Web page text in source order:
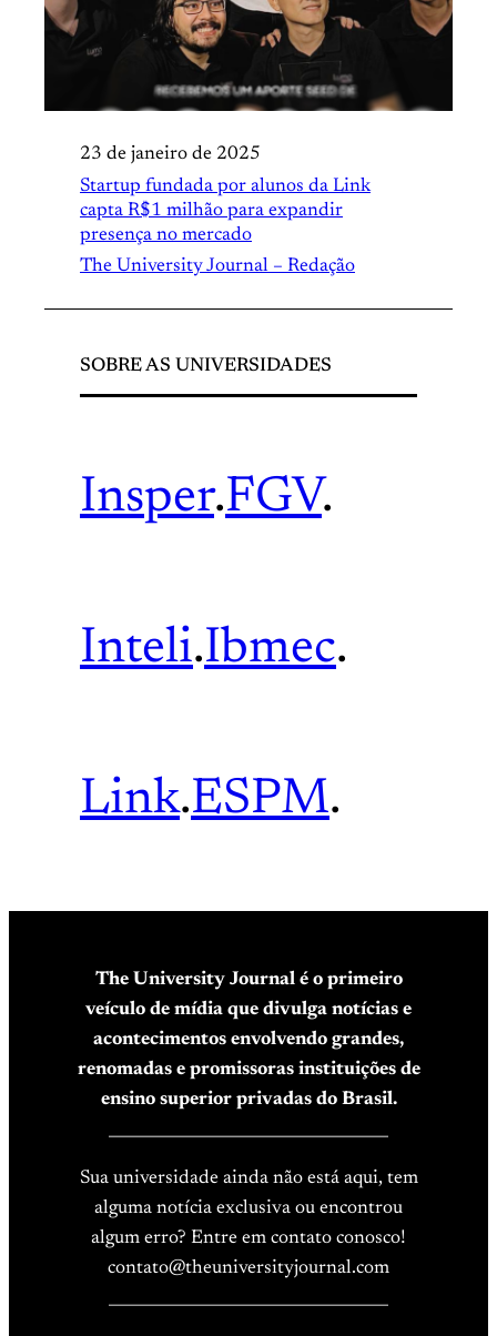
23 de janeiro de 2025
Startup fundada por alunos da Link
capta R$1 milhão para expandir
presença no mercado
The University Journal – Redação
SOBRE AS UNIVERSIDADES
Insper.FGV.
Inteli.Ibmec.
Link.ESPM.
The University Journal é o primeiro
veículo de mídia que divulga notícias e
acontecimentos envolvendo grandes,
renomadas e promissoras instituições de
ensino superior privadas do Brasil.
Sua universidade ainda não está aqui, tem
alguma notícia exclusiva ou encontrou
algum erro? Entre em contato conosco!
contato@theuniversityjournal.com